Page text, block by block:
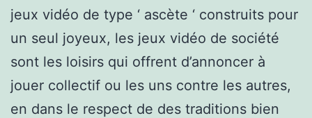
jeux vidéo de type ‘ ascète ‘ construits pour
un seul joyeux, les jeux vidéo de société
sont les loisirs qui offrent d’annoncer à
jouer collectif ou les uns contre les autres,
en dans le respect de des traditions bien